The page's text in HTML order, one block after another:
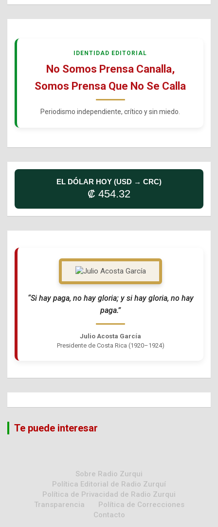
IDENTIDAD EDITORIAL
No Somos Prensa Canalla,
Somos Prensa Que No Se Calla
Periodismo independiente, crítico y sin miedo.
EL DÓLAR HOY (USD → CRC)
₡ 454.32
“Si hay paga, no hay gloria; y si hay gloria, no hay
paga.”
Julio Acosta García
Presidente de Costa Rica (1920–1924)
Te puede interesar
Sobre Radio Zurqui
Política Editorial de Radio Zurquí
Política de Privacidad de Radio Zurqui
Transparencia
Política de Correcciones
Contacto